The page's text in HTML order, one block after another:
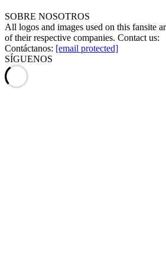
SOBRE NOSOTROS
All logos and images used on this fansite
of their respective companies. Contact us:
Contáctanos: [email protected]
SÍGUENOS